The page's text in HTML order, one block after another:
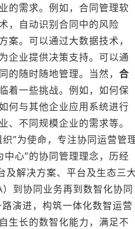
的需求。例如，合同管理软
，自动识别合同中的风险
案。可以通过大数据技术，
企业提供决策支持。可以通
的随时随地管理。当然，合
着一些挑战。例如，如何保
何与其他企业应用系统进行
、不同规模企业的需求等。
”为使命，专注协同运营管
心”的协同管理理念，历经
及解决方案、平台及生态三
到协同业务再到数智化协同
演进，构筑一体化数智运营
生长的数智化能力，满足不